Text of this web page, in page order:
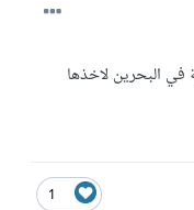
البحرين لاخذها
1